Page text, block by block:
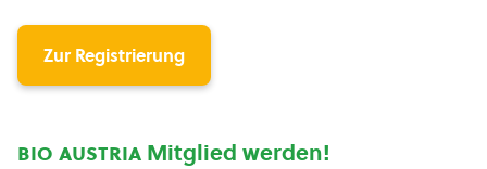
Zur Registrierung
bio austria Mitglied werden!